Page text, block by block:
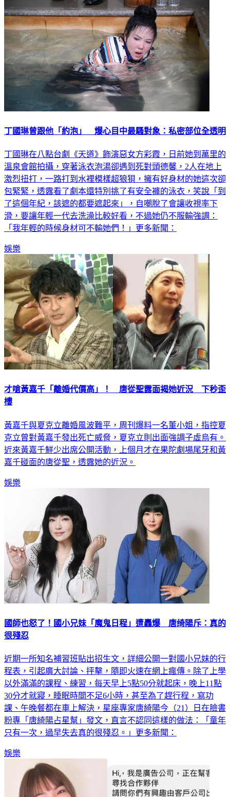
丁國琳曾跟他「約泡」 爆心目中最騷對象：私密部位全透明
丁國琳在八點台劇《天道》飾演惡女方彩霞，日前她到萬里的
溫泉會館拍攝，穿著泳衣泡湯卻遇到死對頭德馨，2人在地上
激烈扭打，一路打到水裡模樣超狼狽，擁有好身材的她這次卻
包緊緊，透露看了劇本還特別挑了有安全褲的泳衣，笑說「到
了這個年紀，該遮的都要遮起來」，自嘲脫了會讓收視率下
滑，要讓年輕一代去洗澡比較好看，不過她仍不服輸強調：
「我年輕的時候身材可不輸她們！」更多新聞：
娛樂
才嗆黃嘉千「離婚代價高」！ 唐從聖露面揭她近況 下秒歪
樓
黃嘉千與夏克立離婚風波難平，周刊爆料一名董小姐，指控夏
克立曾對黃嘉千發出死亡威脅，夏克立則出面強調子虛烏有。
近來黃嘉千鮮少出席公開活動，上個月才在果陀劇場尾牙和黃
嘉千碰面的唐從聖，透露她的近況。
娛樂
國師也怒了！國小兄妹「魔鬼日程」遭轟爆 唐绮陽斥：真的
很殘忍
近期一所知名補習班貼出招生文，詳細公開一對國小兄妹的行
程表，引起廣大討論、抨擊，隨即火速在網上瘋傳。除了上學
以外滿滿的課程、練習，每天早上5點50分就起床，晚上11點
30分才就寢，睡眠時間不足6小時，甚至為了趕行程，寫功
課、午晚餐都在車上解決，星座專家唐綺陽今（21）日在臉書
粉專「唐綺陽占星幫」發文，直言不認同這樣的做法：「童年
只有一次，過早失去真的很殘忍。」更多新聞：
娛樂